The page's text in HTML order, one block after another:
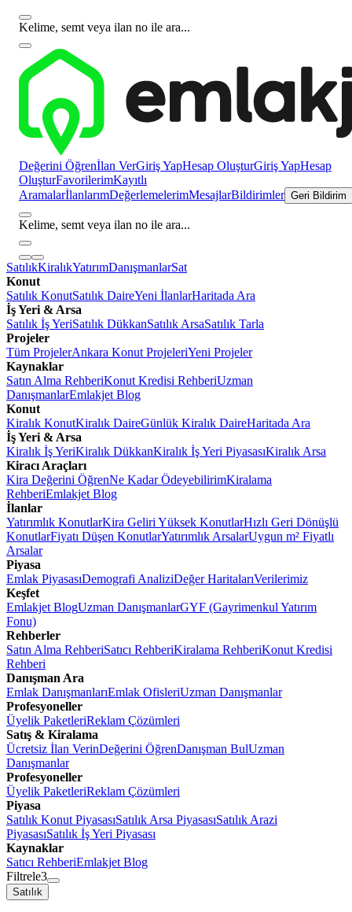
Kelime, semt veya ilan no ile ara...
Değerini Öğrenİlan VerGiriş YapHesap OluşturGiriş YapHesap
OluşturFavorilerimKayıtlı
AramalarİlanlarımDeğerlemelerimMesajlarBildirimler Geri Bildirim
Kelime, semt veya ilan no ile ara...
SatılıkKiralıkYatırımDanışmanlarSat
Konut
Satılık KonutSatılık DaireYeni İlanlarHaritada Ara
İş Yeri & Arsa
Satılık İş YeriSatılık DükkanSatılık ArsaSatılık Tarla
Projeler
Tüm ProjelerAnkara Konut ProjeleriYeni Projeler
Kaynaklar
Satın Alma RehberiKonut Kredisi RehberiUzman
DanışmanlarEmlakjet Blog
Konut
Kiralık KonutKiralık DaireGünlük Kiralık DaireHaritada Ara
İş Yeri & Arsa
Kiralık İş YeriKiralık DükkanKiralık İş Yeri PiyasasıKiralık Arsa
Kiracı Araçları
Kira Değerini ÖğrenNe Kadar ÖdeyebilirimKiralama
RehberiEmlakjet Blog
İlanlar
Yatırımlık KonutlarKira Geliri Yüksek KonutlarHızlı Geri Dönüşlü
KonutlarFiyatı Düşen KonutlarYatırımlık ArsalarUygun m² Fiyatlı
Arsalar
Piyasa
Emlak PiyasasıDemografi AnaliziDeğer HaritalarıVerilerimiz
Keşfet
Emlakjet BlogUzman DanışmanlarGYF (Gayrimenkul Yatırım
Fonu)
Rehberler
Satın Alma RehberiSatıcı RehberiKiralama RehberiKonut Kredisi
Rehberi
Danışman Ara
Emlak DanışmanlarıEmlak OfisleriUzman Danışmanlar
Profesyoneller
Üyelik PaketleriReklam Çözümleri
Satış & Kiralama
Ücretsiz İlan VerinDeğerini ÖğrenDanışman BulUzman
Danışmanlar
Profesyoneller
Üyelik PaketleriReklam Çözümleri
Piyasa
Satılık Konut PiyasasıSatılık Arsa PiyasasıSatılık Arazi
PiyasasıSatılık İş Yeri Piyasası
Kaynaklar
Satıcı RehberiEmlakjet Blog
Filtrele3
Satılık